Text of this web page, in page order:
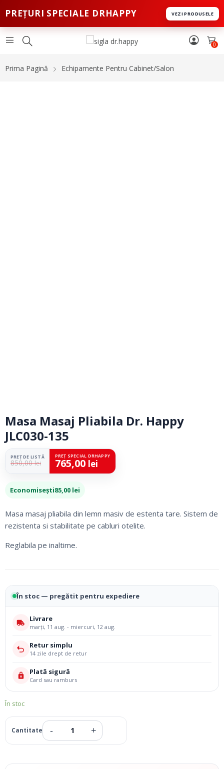
PREȚURI SPECIALE DRHAPPY VEZI PRODUSELE
0
Prima Pagină Echipamente Pentru Cabinet/Salon
Masa Masaj Pliabila Dr. Happy
JLC030-135
PREȚ DE LISTĂ
850,00lei
PREȚ SPECIAL DRHAPPY
765,00 lei
Economisești85,00 lei
Masa masaj pliabila din lemn masiv de estenta tare. Sistem de
rezistenta si stabilitate pe cabluri otelite.
Reglabila pe inaltime.
În stoc — pregătit pentru expediere
Livrare
marți, 11 aug. - miercuri, 12 aug.
Retur simplu
14 zile drept de retur
Plată sigură
Card sau ramburs
În stoc